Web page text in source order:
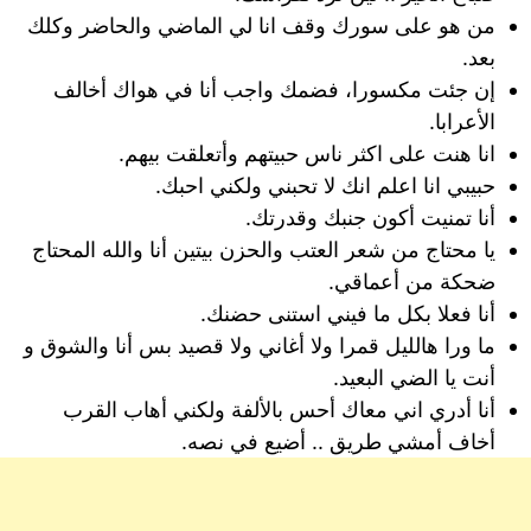
من هو على سورك وقف انا لي الماضي والحاضر وكلك
بعد.
إن جئت مكسورا، فضمك واجب أنا في هواك أخالف
الأعرابا.
انا هنت على اكثر ناس حبيتهم وأتعلقت بيهم.
حبيبي انا اعلم انك لا تحبني ولكني احبك.
أنا تمنيت أكون جنبك وقدرتك.
يا محتاج من شعر العتب والحزن بيتين أنا والله المحتاج
ضحكة من أعماقي.
أنا فعلا بكل ما فيني استنى حضنك.
ما ورا هالليل قمرا ولا أغاني ولا قصيد بس أنا والشوق و
أنت يا الضي البعيد.
أنا أدري اني معاك أحس بالألفة ولكني أهاب القرب
أخاف أمشي طريق .. أضيع في نصه.